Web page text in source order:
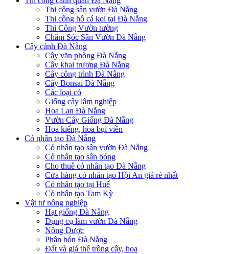
Thi công sân vườn Đà Nẵng
Thi công hồ cá koi tại Đà Nẵng
Thi Công Vườn tường
Chăm Sóc Sân Vườn Đà Nẵng
Cây cảnh Đà Nẵng
Cây văn phòng Đà Nẵng
Cây khai trương Đà Nẵng
Cây công trình Đà Nẵng
Cây Bonsai Đà Nẵng
Các loại cỏ
Giống cây lâm nghiệp
Hoa Lan Đà Nẵng
Vườn Cây Giống Đà Nẵng
Hoa kiểng, hoa bụi viền
Cỏ nhân tạo Đà Nẵng
Cỏ nhân tạo sân vườn Đà Nẵng
Cỏ nhân tạo sân bóng
Cho thuê cỏ nhân tạo Đà Nẵng
Cửa hàng cỏ nhân tạo Hội An giá rẻ nhất
Cỏ nhân tạo tại Huế
Cỏ nhân tạo Tam Kỳ
Vật tư nông nghiệp
Hạt giống Đà Nẵng
Dụng cụ làm vườn Đà Nẵng
Nông Dược
Phân bón Đà Nẵng
Đất và giá thể trồng cây, hoa